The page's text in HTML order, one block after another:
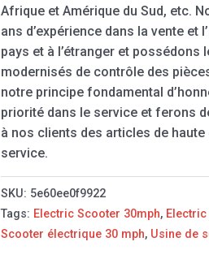
Afrique et Amérique du Sud, etc.
ans d’expérience dans la vente et
pays et à l’étranger et
modernisés de contrôle des
notre principe fondamental
priorité dans le service et ferons
à nos clients des articles de
service.
SKU: 5e60ee0f9922
Tags: Electric Scooter 30mph,
Scooter électrique 30 mph, Usine de